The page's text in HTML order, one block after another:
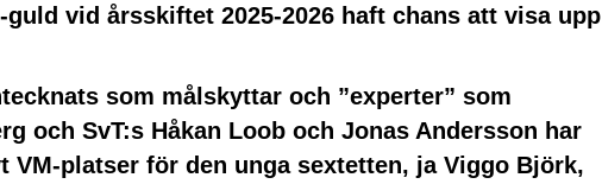
guld vid årsskiftet 2025-2026 haft chans att visa upp
som målskyttar och ”experter” som
och SvT:s Håkan Loob och Jonas Andersson har
platser för den unga sextetten, ja Viggo Björk,